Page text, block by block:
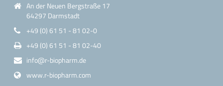
An der Neuen Bergstraße 17
64297 Darmstadt
+49 (0) 61 51 - 81 02-0
+49 (0) 61 51 - 81 02-40
info@r-biopharm.de
www.r-biopharm.com